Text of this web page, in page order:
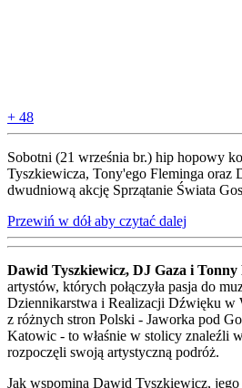
+ 48
Sobotni (21 września br.) hip hopowy
Tyszkiewicza, Tony'ego Fleminga oraz
dwudniową akcję Sprzątanie Świata
Przewiń w dół aby czytać dalej
Dawid Tyszkiewicz, DJ Gaza i Tonny
artystów, których połączyła pasja do
Dziennikarstwa i Realizacji Dźwięku w
z różnych stron Polski - Jaworka pod
Katowic - to właśnie w stolicy znaleźli
rozpoczęli swoją artystyczną podróż.
Jak wspomina Dawid Tyszkiewicz,